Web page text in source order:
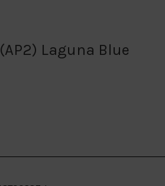
Laguna Blue